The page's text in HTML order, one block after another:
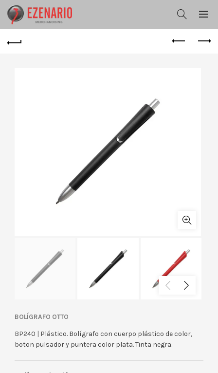
BOLÍGRAFO OTTO
BP240 | Plástico. Bolígrafo con cuerpo plástico de color,
boton pulsador y puntera color plata. Tinta negra.